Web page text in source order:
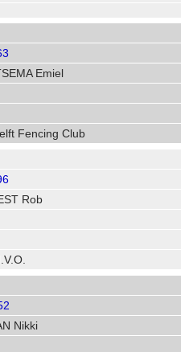
Emiel
Fencing Club
Rob
Nikki